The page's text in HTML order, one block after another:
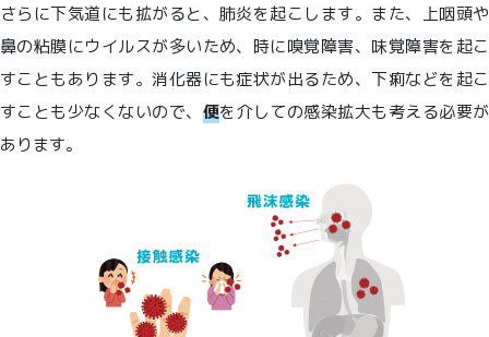
さらに下気道にも拡がると、肺炎を起こします。また、上咽頭や
鼻の粘膜にウイルスが多いため、時に嗅覚障害、味覚障害を起こ
すこともあります。消化器にも症状が出るため、下痢などを起こ
すことも少なくないので、 便を介しての感染拡大も考える必要が
あります。